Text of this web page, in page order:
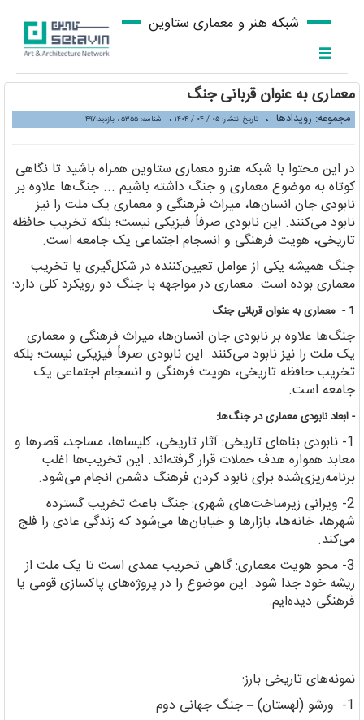
شبکه هنر و معماری ستاوین
معماری به عنوان قربانی جنگ
مجموعه: رویدادها ، تاریخ انتشار: ۰۵ / ۰۴ / ۱۴۰۴ ، شناسه: ۵۳۵۵ ، بازدید:۴۹۷
در این محتوا با شبکه هنرو معماری ستاوین همراه باشید تا نگاهی
کوتاه به موضوع معماری و جنگ داشته باشیم ... جنگ‌ها علاوه بر
نابودی جان انسان‌ها، میراث فرهنگی و معماری یک ملت را نیز
نابود می‌کنند. این نابودی صرفاً فیزیکی نیست؛ بلکه تخریب حافظه
تاریخی، هویت فرهنگی و انسجام اجتماعی یک جامعه است.
جنگ همیشه یکی از عوامل تعیین‌کننده در شکل‌گیری یا تخریب
معماری بوده است. معماری در مواجهه با جنگ دو رویکرد کلی دارد:
1 - معماری به عنوان قربانی جنگ
جنگ‌ها علاوه بر نابودی جان انسان‌ها، میراث فرهنگی و معماری
یک ملت را نیز نابود می‌کنند. این نابودی صرفاً فیزیکی نیست؛ بلکه
تخریب حافظه تاریخی، هویت فرهنگی و انسجام اجتماعی یک
جامعه است.
- ابعاد نابودی معماری در جنگ‌ها:
1- نابودی بناهای تاریخی: آثار تاریخی، کلیساها، مساجد، قصرها و
معابد همواره هدف حملات قرار گرفته‌اند. این تخریب‌ها اغلب
برنامه‌ریزی‌شده برای نابود کردن فرهنگ دشمن انجام می‌شود.
2- ویرانی زیرساخت‌های شهری: جنگ باعث تخریب گسترده
شهرها، خانه‌ها، بازارها و خیابان‌ها می‌شود که زندگی عادی را فلج
می‌کند.
3- محو هویت معماری: گاهی تخریب عمدی است تا یک ملت از
ریشه خود جدا شود. این موضوع را در پروژه‌های پاکسازی قومی یا
فرهنگی دیده‌ایم.
نمونه‌های تاریخی بارز:
1- ورشو (لهستان) – جنگ جهانی دوم